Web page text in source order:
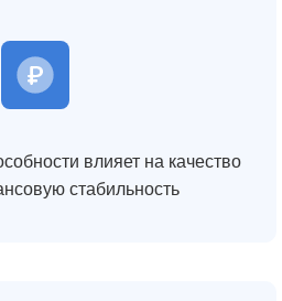
влияет на качество
стабильность